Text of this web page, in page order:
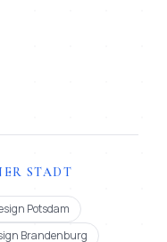
STADT
Potsdam
Brandenburg